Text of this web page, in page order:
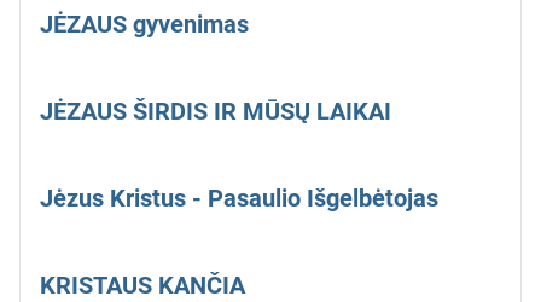
JĖZAUS gyvenimas
JĖZAUS ŠIRDIS IR MŪSŲ LAIKAI
Jėzus Kristus - Pasaulio Išgelbėtojas
KRISTAUS KANČIA